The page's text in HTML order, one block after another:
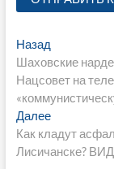
Навигация
по
записям
Назад
запись:
Шаховские
Нацсовет на
ДалееСледующая
запись:
Как кладут
Лисичанске?